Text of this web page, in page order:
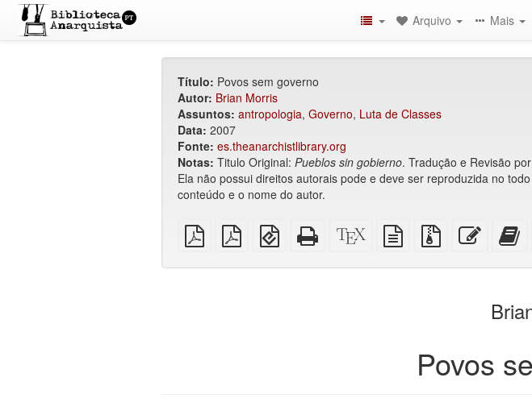
Arquivo Mais
Título: Povos sem governo
Autor: Brian Morris
Assuntos: antropologia, Governo, Luta de Classes
Data: 2007
Fonte: es.theanarchistlibrary.org
Notas: Titulo Original: Pueblos sin gobierno. Tradução e Revisão
Ela não possui direitos autorais pode e deve ser reproduzida no
conteúdo e o nome do autor.
PDF
simples
PDF
imposto
EPUB
(para
HTML
puro
Código-
fonte
fonte
em
Arquivos
fonte
Editar
esse
Povos